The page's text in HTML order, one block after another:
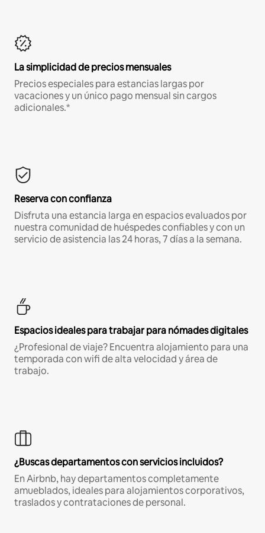
La simplicidad de precios mensuales
Precios especiales para estancias largas por
vacaciones y un único pago mensual sin cargos
adicionales.*
Reserva con confianza
Disfruta una estancia larga en espacios evaluados por
nuestra comunidad de huéspedes confiables y con un
servicio de asistencia las 24 horas, 7 días a la semana.
Espacios ideales para trabajar para nómades digitales
¿Profesional de viaje? Encuentra alojamiento para una
temporada con wifi de alta velocidad y área de
trabajo.
¿Buscas departamentos con servicios incluidos?
En Airbnb, hay departamentos completamente
amueblados, ideales para alojamientos corporativos,
traslados y contrataciones de personal.